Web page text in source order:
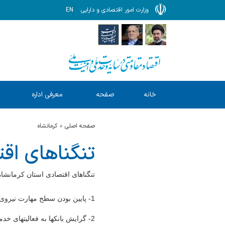
وزارت امور اقتصادی و دارایی EN
خانه صفحه معرفی اداره
کل صفحه اصلی كرمانشاه
تنگناهاي
تنگناهای اقتصادی استان
1- پایین بودن سطح مهارت نیروی انسانی وکمبود نیروی ماهر ومتخصص
2- گرایش بانکها به فعالیتهای خدماتی به ویژه خدمات تجاری